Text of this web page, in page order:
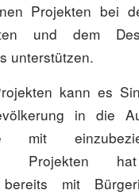
Projekten bei
und dem
unterstützen.
kann es
in die
mit
Projekten
bereits mit